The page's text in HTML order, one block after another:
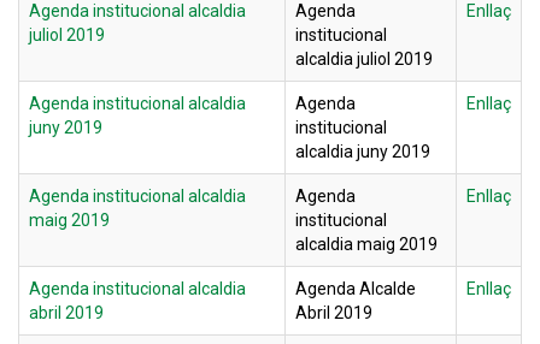
Agenda institucional alcaldia
juliol 2019
Agenda
institucional
alcaldia juliol 2019
Enllaç
Agenda institucional alcaldia
juny 2019
Agenda
institucional
alcaldia juny 2019
Enllaç
Agenda institucional alcaldia
maig 2019
Agenda
institucional
alcaldia maig 2019
Enllaç
Agenda institucional alcaldia
abril 2019
Agenda Alcalde
Abril 2019
Enllaç